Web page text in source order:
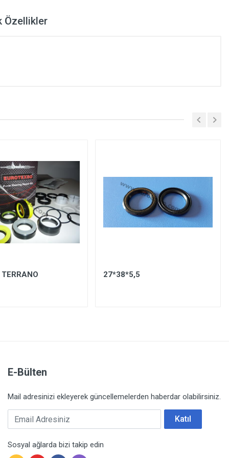
Özellikler
27*38*5,5
E-Bülten
Mail adresinizi ekleyerek güncellemelerden haberdar olabilirsiniz.
Email Adresiniz Katıl
Sosyal ağlarda bizi takip edin